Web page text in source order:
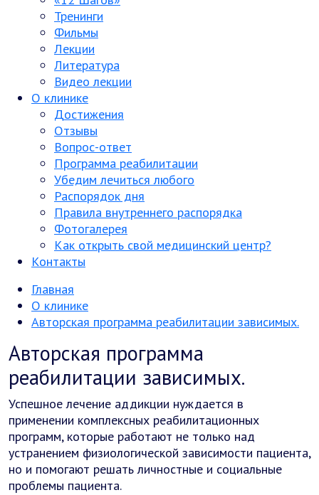
Тренинги
Фильмы
Лекции
Литература
Видео лекции
О клинике
Достижения
Отзывы
Вопрос-ответ
Программа реабилитации
Убедим лечиться любого
Распорядок дня
Правила внутреннего распорядка
Фотогалерея
Как открыть свой медицинский центр?
Контакты
Главная
О клинике
Авторская программа реабилитации зависимых.
Авторская программа
реабилитации зависимых.
Успешное лечение аддикции нуждается в
применении комплексных реабилитационных
программ, которые работают не только над
устранением физиологической зависимости пациента,
но и помогают решать личностные и социальные
проблемы пациента.